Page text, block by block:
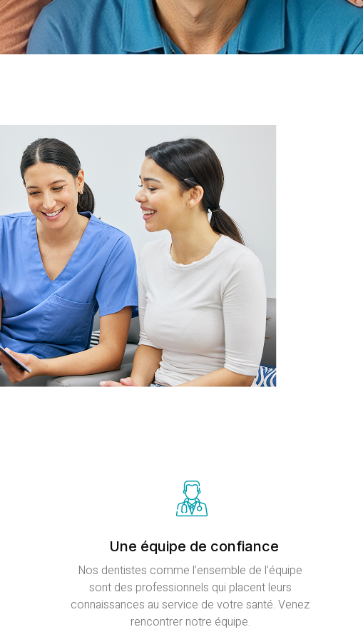
Une équipe de confiance
Nos dentistes comme l’ensemble de l’équipe
sont des professionnels qui placent leurs
connaissances au service de votre santé. Venez
rencontrer notre équipe.